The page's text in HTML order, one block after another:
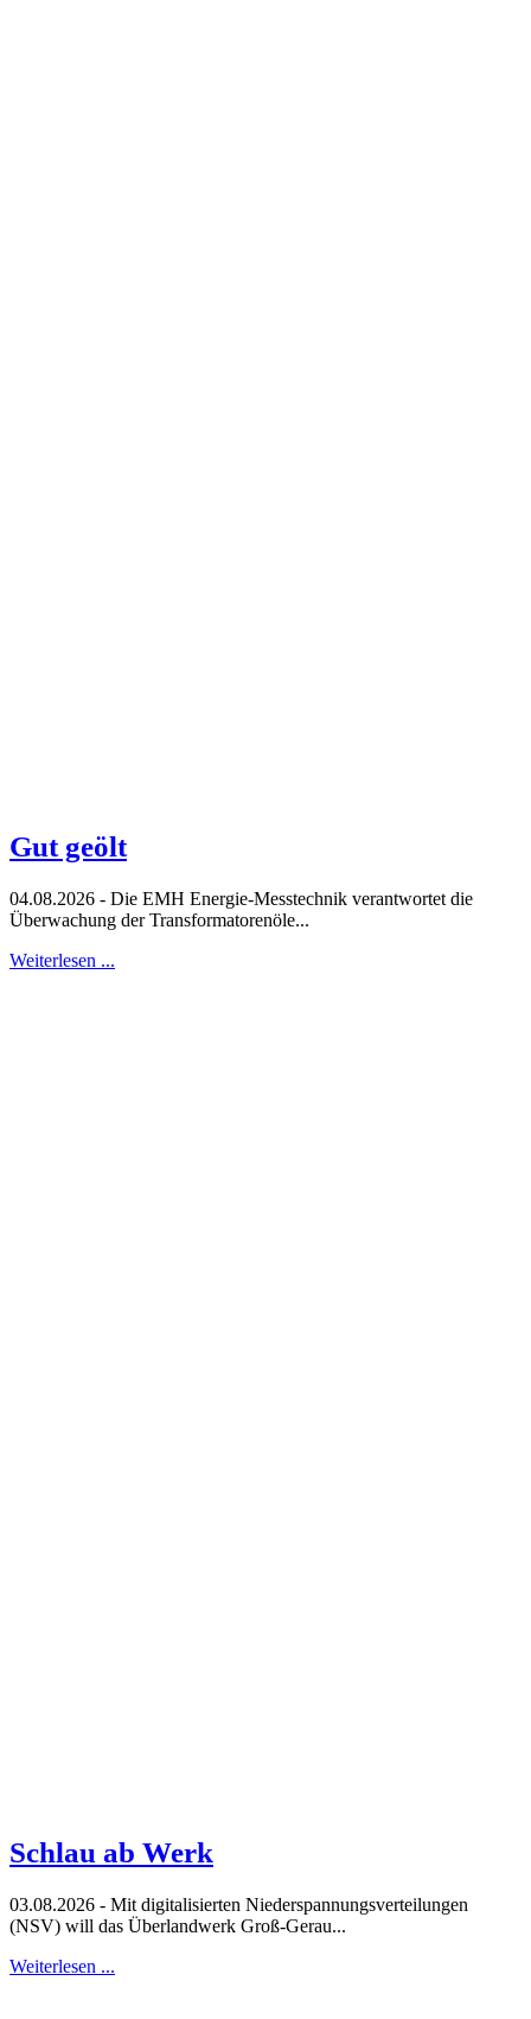
Gut geölt
04.08.2026 - Die EMH Energie-Messtechnik verantwortet die
Überwachung der Transformatorenöle...
Weiterlesen ...
Schlau ab Werk
03.08.2026 - Mit digitalisierten Niederspannungsverteilungen
(NSV) will das Überlandwerk Groß-Gerau...
Weiterlesen ...